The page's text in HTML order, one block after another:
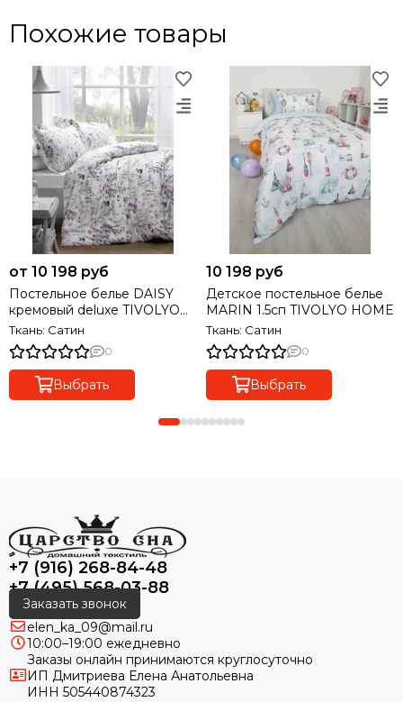
Похожие товары
от 10 198 руб
Постельное белье DAISY
кремовый deluxe TIVOLYO
HOME Турция
Ткань: Сатин
0
Выбрать
10 198 руб
Детское постельное белье
MARIN 1.5сп TIVOLYO HOME
Ткань: Сатин
0
Выбрать
+7 (916) 268-84-48
+7 (495) 568-03-88
Заказать звонок
elen_ka_09@mail.ru
10:00–19:00 ежедневно
Заказы онлайн принимаются круглосуточно
ИП Дмитриева Елена Анатольевна
ИНН 505440874323